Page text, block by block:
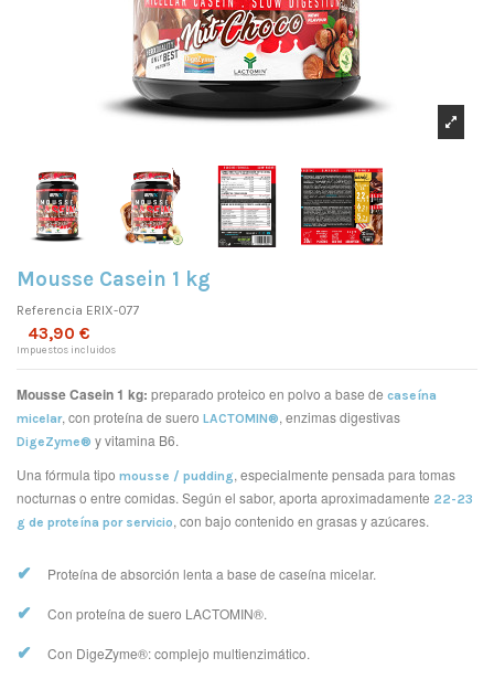
Mousse Casein 1 kg
Referencia ERIX-077
43,90 €
Impuestos incluidos
Mousse Casein 1 kg: preparado proteico en polvo a base de caseína
micelar, con proteína de suero LACTOMIN®, enzimas digestivas
DigeZyme® y vitamina B6.
Una fórmula tipo mousse / pudding, especialmente pensada para tomas
nocturnas o entre comidas. Según el sabor, aporta aproximadamente 22-23
g de proteína por servicio, con bajo contenido en grasas y azúcares.
✔ Proteína de absorción lenta a base de caseína micelar.
✔ Con proteína de suero LACTOMIN®.
✔ Con DigeZyme®: complejo multienzimático.